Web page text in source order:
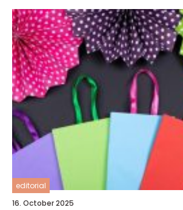
editorial
16. October 2025